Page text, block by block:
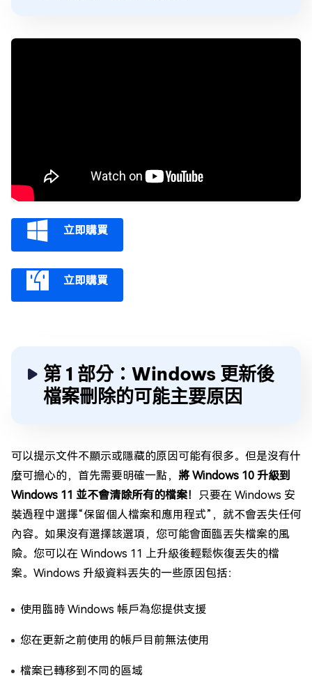
立即購買
立即購買
第 1 部分：Windows 更新後
檔案刪除的可能主要原因
可以提示文件不顯示或隱藏的原因可能有很多。但是沒有什
麼可擔心的，首先需要明確一點， 將 Windows 10 升級到
Windows 11 並不會清除所有的檔案！ 只要在 Windows 安
裝過程中選擇“保留個人檔案和應用程式”，就不會丟失任何
內容。如果沒有選擇該選項，您可能會面臨丟失檔案的風
險。您可以在 Windows 11 上升級後輕鬆恢復丟失的檔
案。Windows 升級資料丟失的一些原因包括：
使用臨時 Windows 帳戶為您提供支援
您在更新之前使用的帳戶目前無法使用
檔案已轉移到不同的區域